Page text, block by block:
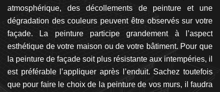
atmosphérique, des décollements de peinture et une
dégradation des couleurs peuvent être observés sur votre
façade. La peinture participe grandement à l’aspect
esthétique de votre maison ou de votre bâtiment. Pour que
la peinture de façade soit plus résistante aux intempéries, il
est préférable l’appliquer après l’enduit. Sachez toutefois
que pour faire le choix de la peinture de vos murs, il faudra